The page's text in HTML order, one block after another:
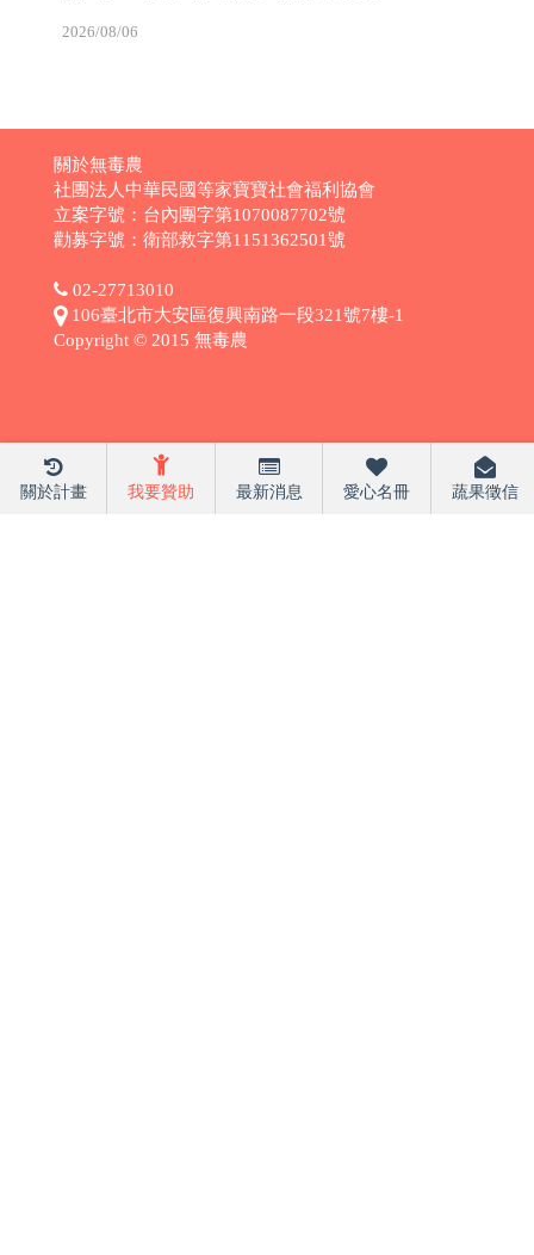
2026/08/06
關於計畫 我要贊助 最新消息 愛心名冊 蔬果徵信
關於無毒農
社團法人中華民國等家寶寶社會福利協會
立案字號：台內團字第1070087702號
勸募字號：衛部救字第1151362501號
02-27713010
106臺北市大安區復興南路一段321號7樓-1
Copyright © 2015 無毒農